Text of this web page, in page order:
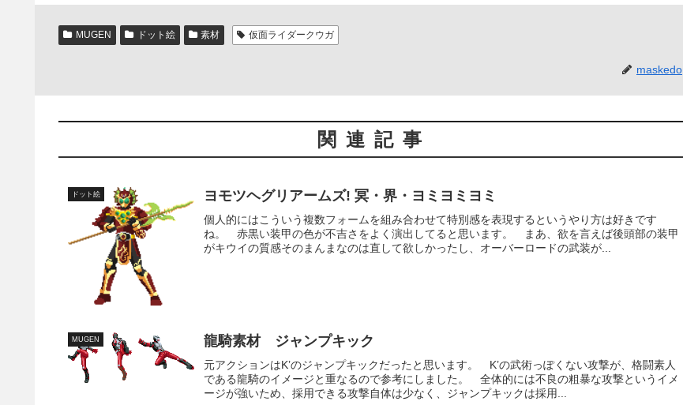
MUGEN ドット絵 素材 仮面ライダークウガ
maskedo
関連記事
ドット絵 ヨモツヘグリアームズ! 冥・界・ヨミヨミヨミ
個人的にはこういう複数フォームを組み合わせて特別感を表現するというやり方は好きです
ね。 赤黒い装甲の色が不吉さをよく演出してると思います。 まあ、欲を言えば後頭部の装甲
がキウイの質感そのまんまなのは直して欲しかったし、オーバーロードの武装が...
MUGEN 龍騎素材 ジャンプキック
元アクションはK’のジャンプキックだったと思います。 K’の武術っぽくない攻撃が、格闘素人
である龍騎のイメージと重なるので参考にしました。 全体的には不良の粗暴な攻撃というイメ
ージが強いため、採用できる攻撃自体は少なく、ジャンプキックは採用...